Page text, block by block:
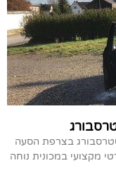
בצרפת הסעה
מקצועי במכונית נוחה